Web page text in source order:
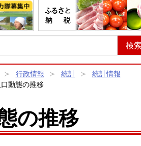
行政情報 統計
統計情報
口動態の推移
の推移